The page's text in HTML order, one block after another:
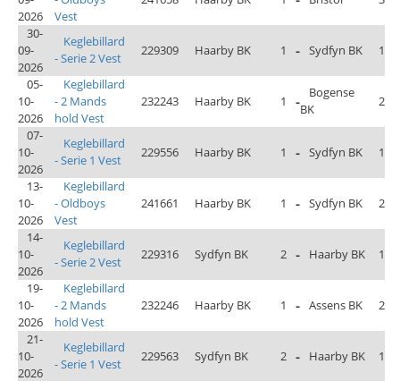
2026
Vest
30-
09-
2026
Keglebillard
- Serie 2 Vest
229309 Haarby BK 1 - Sydfyn BK 1
05-
10-
2026
Keglebillard
- 2 Mands
hold Vest
232243 Haarby BK 1 -
Bogense
BK
2
07-
10-
2026
Keglebillard
- Serie 1 Vest
229556 Haarby BK 1 - Sydfyn BK 1
13-
10-
2026
Keglebillard
- Oldboys
Vest
241661 Haarby BK 1 - Sydfyn BK 2
14-
10-
2026
Keglebillard
- Serie 2 Vest
229316 Sydfyn BK 2 - Haarby BK 1
19-
10-
2026
Keglebillard
- 2 Mands
hold Vest
232246 Haarby BK 1 - Assens BK 2
21-
10-
2026
Keglebillard
- Serie 1 Vest
229563 Sydfyn BK 2 - Haarby BK 1